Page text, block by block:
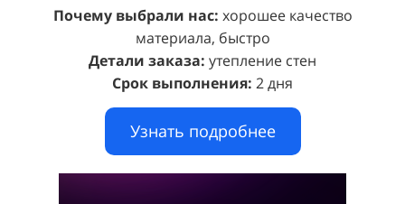
Почему выбрали нас: хорошее качество
материала, быстро
Детали заказа: утепление стен
Срок выполнения: 2 дня
Узнать подробнее